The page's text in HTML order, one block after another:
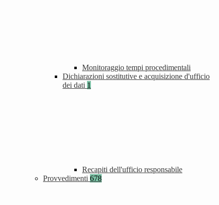
Monitoraggio tempi procedimentali
Dichiarazioni sostitutive e acquisizione d'ufficio
dei dati 1
Recapiti dell'ufficio responsabile
Provvedimenti 678